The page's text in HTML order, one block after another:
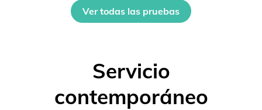
Ver todas las pruebas
Servicio
contemporáneo